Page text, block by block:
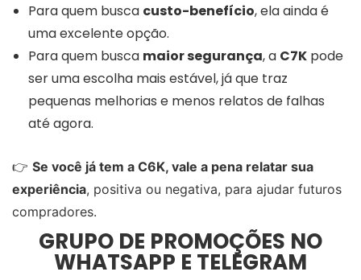
Para quem busca custo-benefício, ela ainda é
uma excelente opção.
Para quem busca maior segurança, a C7K pode
ser uma escolha mais estável, já que traz
pequenas melhorias e menos relatos de falhas
até agora.
👉 Se você já tem a C6K, vale a pena relatar sua
experiência, positiva ou negativa, para ajudar futuros
compradores.
GRUPO DE PROMOÇÕES NO
WHATSAPP E TELEGRAM